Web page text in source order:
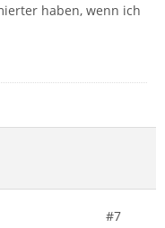
haben, wenn ich
#7